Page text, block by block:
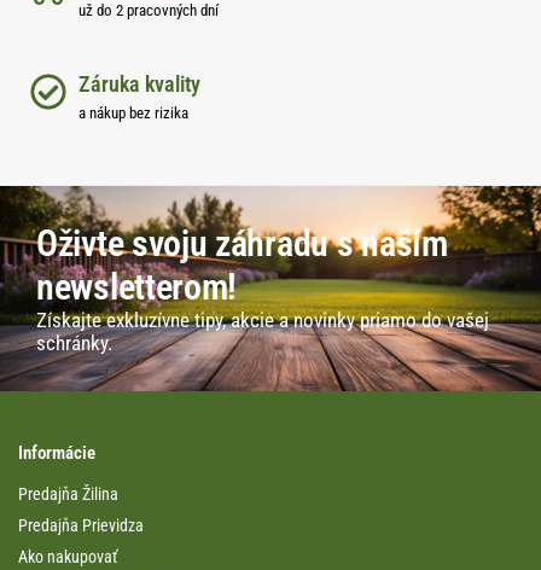
už do 2 pracovných dní
Záruka kvality
a nákup bez rizika
Oživte svoju záhradu s naším
newsletterom!
Získajte exkluzívne tipy, akcie a novinky priamo do vašej
schránky.
Informácie
Predajňa Žilina
Predajňa Prievidza
Ako nakupovať